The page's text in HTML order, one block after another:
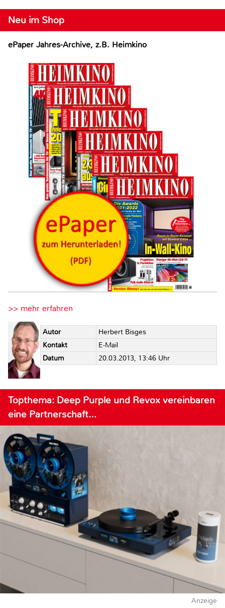
Neu im Shop
ePaper Jahres-Archive, z.B. Heimkino
>> mehr erfahren
Autor
Herbert Bisges
Kontakt
E-Mail
Datum
20.03.2013, 13:46 Uhr
Topthema: Deep Purple und Revox vereinbaren
eine Partnerschaft…
Anzeige